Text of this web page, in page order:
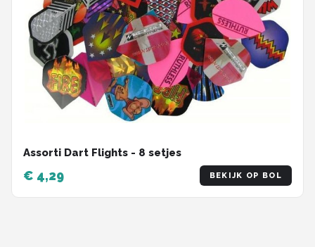
Assorti Dart Flights - 8 setjes
€ 4,29 BEKIJK OP BOL